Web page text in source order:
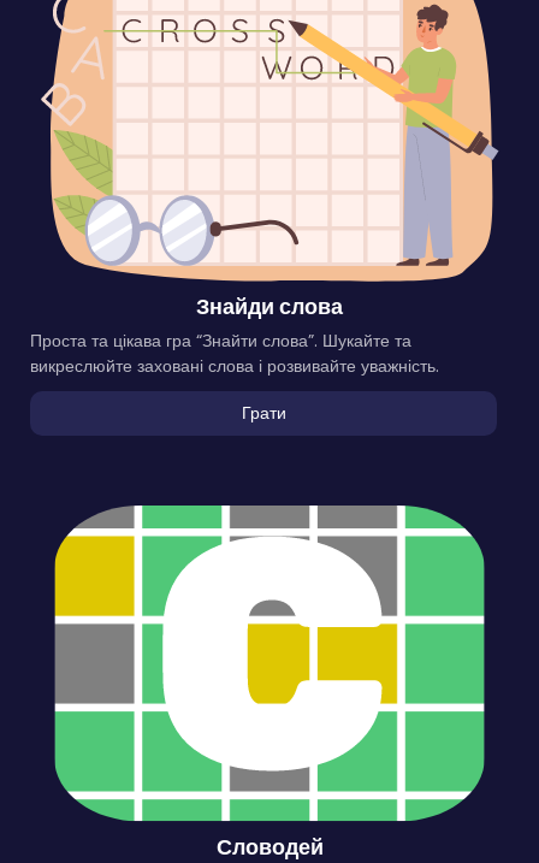
Знайди слова
Проста та цікава гра “Знайти слова”. Шукайте та
викреслюйте заховані слова і розвивайте уважність.
Грати
Словодей